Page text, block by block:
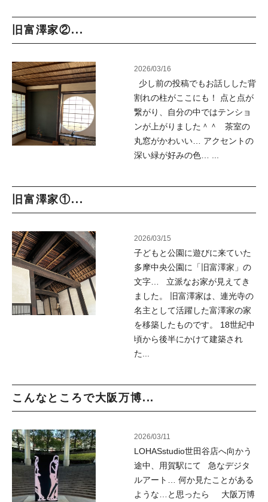
旧富澤家②...
2026/03/16
少し前の投稿でもお話しした背
割れの柱がここにも！ 点と点が
繋がり、自分の中ではテンショ
ンが上がりました＾＾ 茶室の
丸窓がかわいい… アクセントの
深い緑が好みの色… ...
旧富澤家①...
2026/03/15
子どもと公園に遊びに来ていた
多摩中央公園に「旧富澤家」の
文字… 立派なお家が見えてき
ました。 旧富澤家は、連光寺の
名主として活躍した富澤家の家
を移築したものです。 18世紀中
頃から後半にかけて建築され
た...
こんなところで大阪万博...
2026/03/11
LOHASstudio世田谷店へ向かう
途中、用賀駅にて 急なデジタ
ルアート… 何か見たことがある
ような…と思ったら 大阪万博